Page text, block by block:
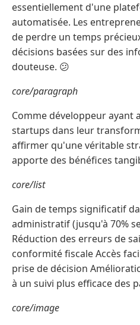
essentiellement d'une
automatisée. Les
de perdre un temps
décisions basées sur des
douteuse. 😕
core/paragraph
Comme développeur ayant
startups dans leur
affirmer qu'une véritable
apporte des bénéfices
core/list
Gain de temps significatif
administratif (jusqu'à 70%
Réduction des erreurs de
conformité fiscale Accès
prise de décision
à un suivi plus efficace des
core/image